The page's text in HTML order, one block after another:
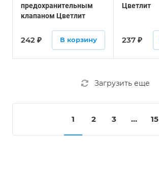
предохранительным
клапаном Цветлит
242 ₽ В корзину
Цветлит
237 ₽
Загрузить еще
1 2 3 ... 15